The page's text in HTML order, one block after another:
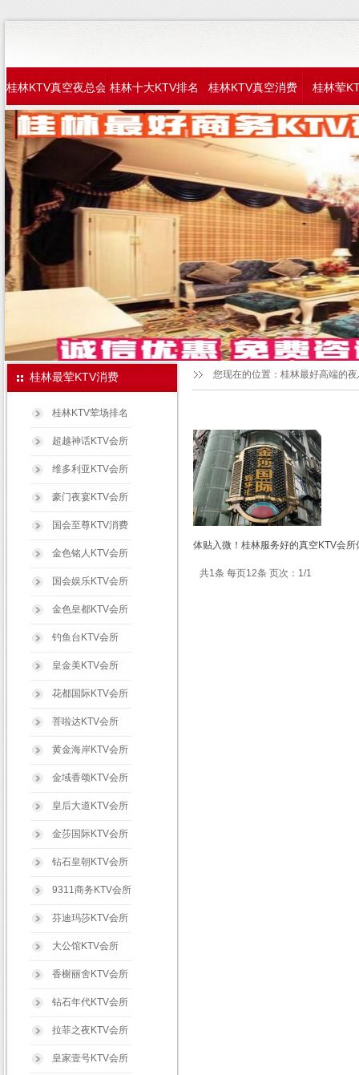
桂林KTV真空夜总会 桂林十大KTV排名 桂林KTV真空消费 桂林荤
桂林最荤KTV消费
桂林KTV荤场排名
超越神话KTV会所
维多利亚KTV会所
豪门夜宴KTV会所
国会至尊KTV消费
金色铭人KTV会所
国会娱乐KTV会所
金色皇都KTV会所
钓鱼台KTV会所
皇金美KTV会所
花都国际KTV会所
菩啦达KTV会所
黄金海岸KTV会所
金域香颂KTV会所
皇后大道KTV会所
金莎国际KTV会所
钻石皇朝KTV会所
9311商务KTV会所
芬迪玛莎KTV会所
大公馆KTV会所
香榭丽舍KTV会所
钻石年代KTV会所
拉菲之夜KTV会所
皇家壹号KTV会所
体贴入微！桂林服务好的真空KTV会
共1条 每页12条 页次：1/1
您现在的位置： 桂林最好高端的